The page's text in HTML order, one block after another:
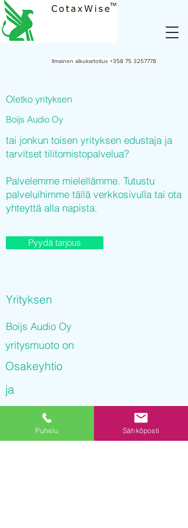
Ilmainen alkukartoitus +358 75 3257778
Oletko yrityksen
Boijs Audio Oy
tai jonkun toisen yrityksen edustaja ja
tarvitset tilitomistopalvelua?
Palvelemme mielellämme. Tutustu
palveluihimme tällä verkkosivulla tai ota
yhteyttä alla napista.
Pyydä tarjous
Yrityksen
Boijs Audio Oy
yritysmuoto on
Osakeyhtio
ja
Boijs Audio Oy
on rekisteröity kaupparekisteriin
Puhelu Sähköposti